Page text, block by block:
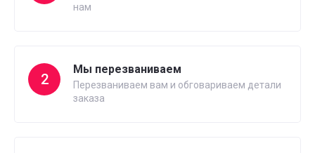
нам
2
Мы перезваниваем
Перезваниваем вам и обговариваем детали
заказа